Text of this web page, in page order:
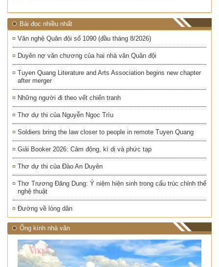
Bài đọc nhiều nhất
Văn nghệ Quân đội số 1090 (đầu tháng 8/2026)
Duyên nợ văn chương của hai nhà văn Quân đội
Tuyen Quang Literature and Arts Association begins new chapter
after merger
Những người đi theo vết chiến tranh
Thơ dự thi của Nguyễn Ngọc Trìu
Soldiers bring the law closer to people in remote Tuyen Quang
Giải Booker 2026: Cảm động, kì dị và phức tạp
Thơ dự thi của Đào An Duyên
Thơ Trương Đăng Dung: Ý niệm hiện sinh trong cấu trúc chỉnh thể
nghệ thuật
Đường về lòng dân
Ống kính nhà văn